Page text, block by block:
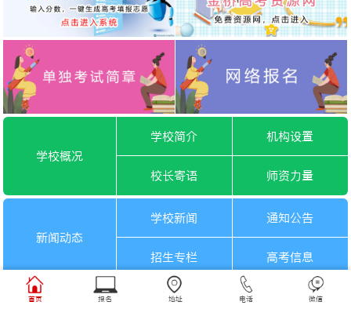
学校概况
学校简介 机构设置
校长寄语 师资力量
新闻动态
学校新闻 通知公告
招生专栏 高考信息
一月选考 六月选考
首页 报名 地址 电话 微信